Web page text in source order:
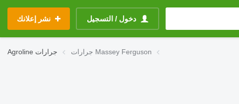
دخول / التسجيل نشر إعلانك
Agroline جرارات جرارات Massey Ferguson